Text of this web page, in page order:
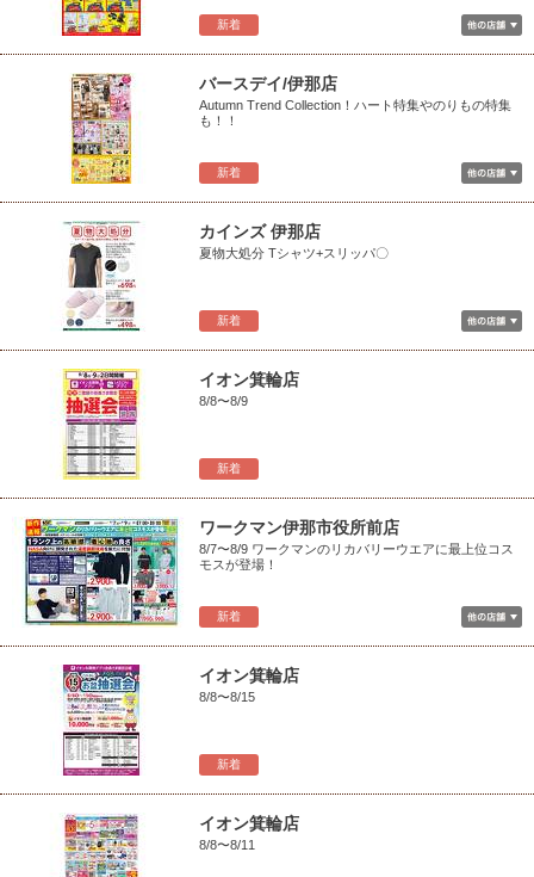
新着
新着
バースデイ/伊那店
Autumn Trend Collection！ハート特集やのりもの特集
も！！
新着
カインズ 伊那店
夏物大処分 Tシャツ+スリッパ〇
新着
イオン箕輪店
8/8〜8/9
新着
ワークマン伊那市役所前店
8/7〜8/9 ワークマンのリカバリーウエアに最上位コス
モスが登場！
新着
イオン箕輪店
8/8〜8/15
イオン箕輪店
8/8〜8/11